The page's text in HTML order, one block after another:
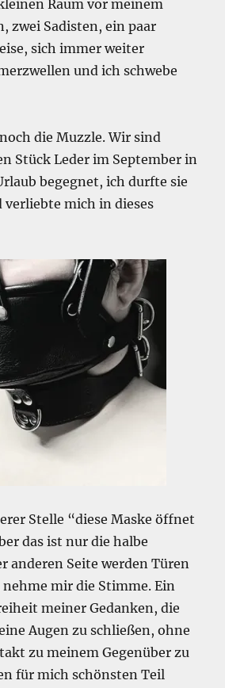
Raum vor meinem
zwei Sadisten, ein paar
sich immer weiter
und ich schwebe
die Muzzle. Wir sind
Stück Leder im September in
begegnet, ich durfte sie
verliebte mich in dieses
Stelle “diese Maske öffnet
das ist nur die halbe
anderen Seite werden Türen
nehme mir die Stimme. Ein
meiner Gedanken, die
Augen zu schließen, ohne
zu meinem Gegenüber zu
für mich schönsten Teil